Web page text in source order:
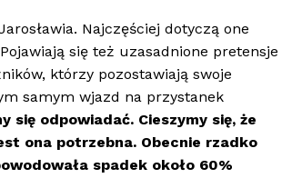
Najczęściej dotyczą one
się też uzasadnione pretensje
którzy pozostawiają swoje
samym wjazd na przystanek
się odpowiadać. Cieszymy się, że
ona potrzebna. Obecnie rzadko
spadek około 60%